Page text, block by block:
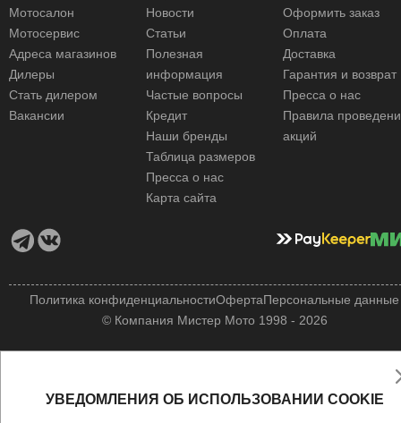
Мотосалон
Мотосервис
Адреса магазинов
Дилеры
Стать дилером
Вакансии
Новости
Статьи
Полезная
информация
Частые вопросы
Кредит
Наши бренды
Таблица размеров
Пресса о нас
Карта сайта
Оформить заказ
Оплата
Доставка
Гарантия и возврат
Пресса о нас
Правила
акций
© Компания Мистер Мото 1998 - 2026
Политика конфиденциальностиОфертаПерсональные данные
УВЕДОМЛЕНИЯ ОБ ИСПОЛЬЗОВАНИИ COOKIE